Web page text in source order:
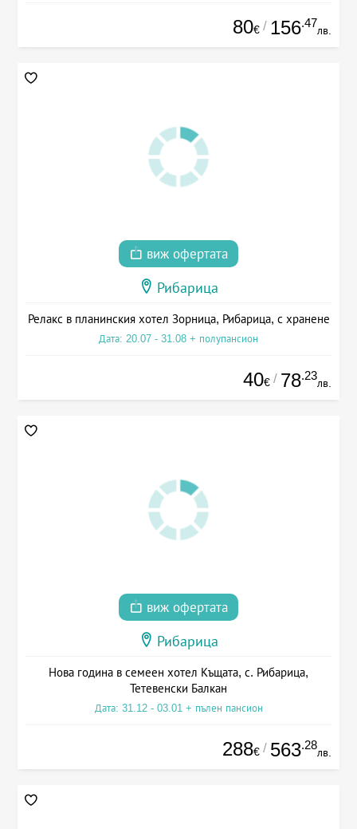
80€ / 156.47
лв.
виж офертата
Рибарица
Релакс в планинския хотел Зорница, Рибарица, с хранене
Дата: 20.07 - 31.08 + полупансион
40€ / 78.23
лв.
виж офертата
Рибарица
Нова година в семеен хотел Къщата, с. Рибарица,
Тетевенски Балкан
Дата: 31.12 - 03.01 + пълен пансион
288€ / 563.28
лв.